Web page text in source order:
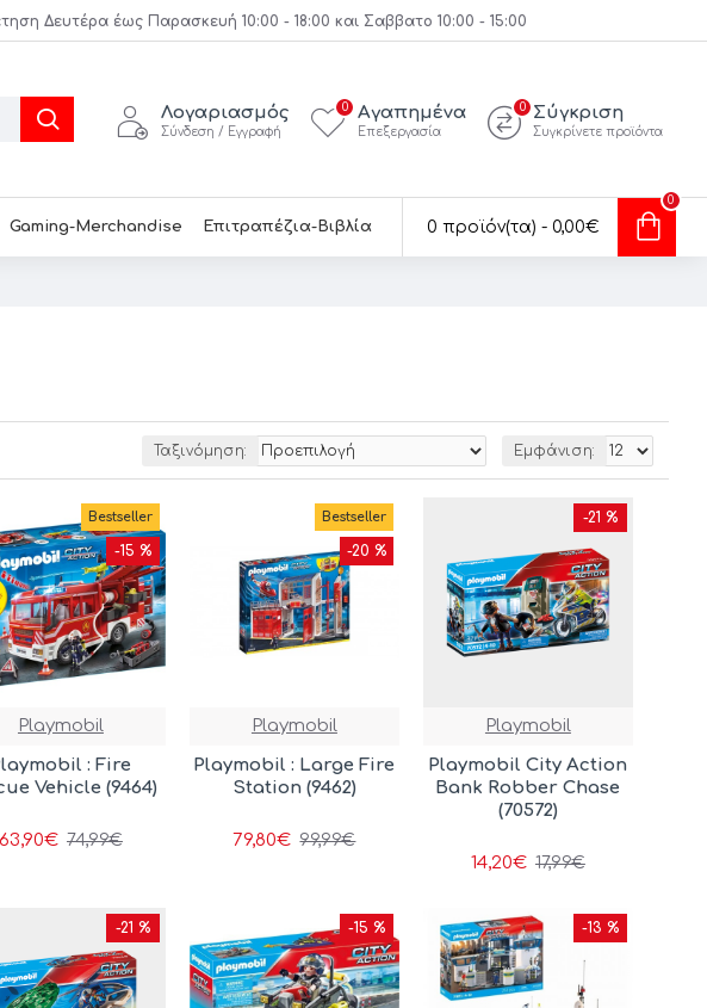
Δευτέρα έως Παρασκευή 10:00 - 18:00 και Σαββατο 10:00 - 15:00
Λογαριασμός
Σύνδεση / Εγγραφή
Αγαπημένα
Επεξεργασία
0 Σύγκριση
Συγκρίνετε προϊόντα
0
Gaming-Merchandise Επιτραπέζια-Βιβλία 0 προϊόν(τα) - 0,00€
0
Ταξινόμηση: Εμφάνιση:
Bestseller
-15 %
Playmobil
: Fire
Vehicle (9464)
63,90€ 74,99€
Bestseller
-20 %
Playmobil
Playmobil : Large Fire
Station (9462)
79,80€ 99,99€
-21 %
Playmobil
Playmobil City Action
Bank Robber Chase
(70572)
14,20€ 17,99€
-21 % -15 % -13 %